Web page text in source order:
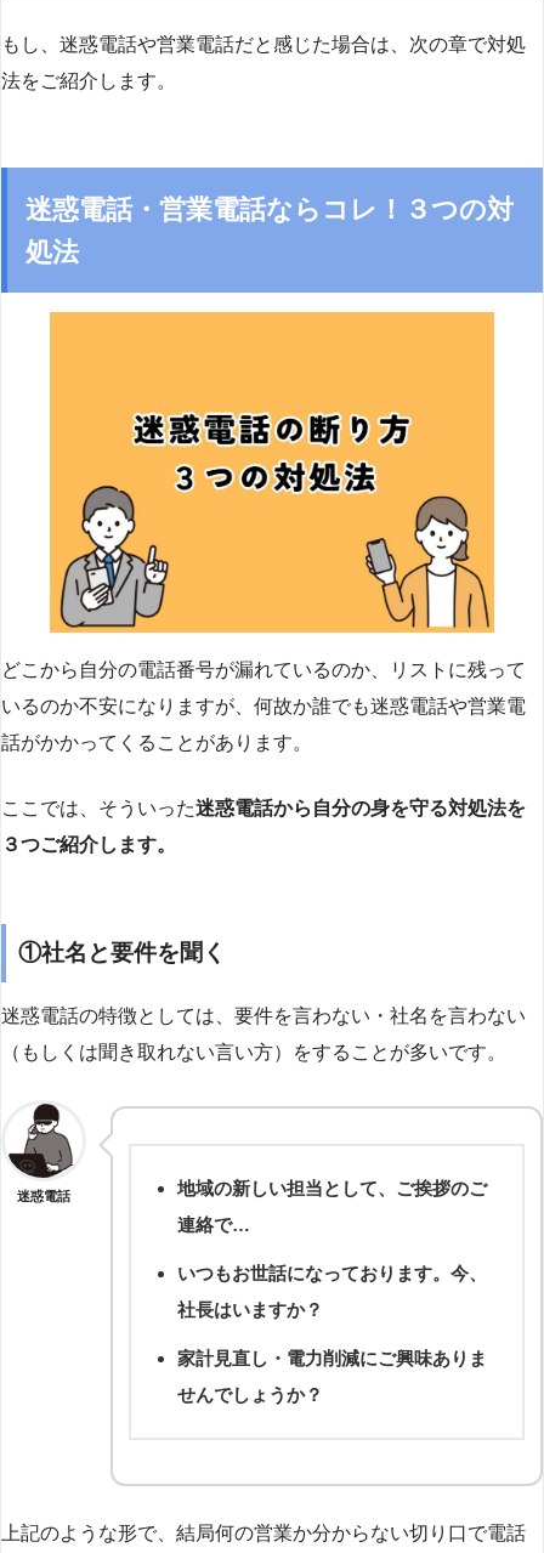
もし、迷惑電話や営業電話だと感じた場合は、次の章で対処
法をご紹介します。
迷惑電話・営業電話ならコレ！３つの対
処法
どこから自分の電話番号が漏れているのか、リストに残って
いるのか不安になりますが、何故か誰でも迷惑電話や営業電
話がかかってくることがあります。
ここでは、そういった迷惑電話から自分の身を守る対処法を
３つご紹介します。
①社名と要件を聞く
迷惑電話の特徴としては、要件を言わない・社名を言わない
（もしくは聞き取れない言い方）をすることが多いです。
迷惑電話
地域の新しい担当として、ご挨拶のご
連絡で…
いつもお世話になっております。今、
社長はいますか？
家計見直し・電力削減にご興味ありま
せんでしょうか？
上記のような形で、結局何の営業か分からない切り口で電話